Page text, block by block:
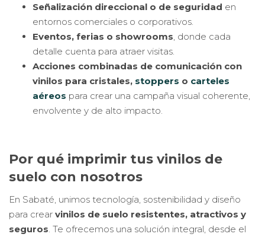
Señalización direccional o de seguridad en
entornos comerciales o corporativos.
Eventos, ferias o showrooms, donde cada
detalle cuenta para atraer visitas.
Acciones combinadas de comunicación con
vinilos para cristales, stoppers o carteles
aéreos para crear una campaña visual coherente,
envolvente y de alto impacto.
Por qué imprimir tus vinilos de
suelo con nosotros
En Sabaté, unimos tecnología, sostenibilidad y diseño
para crear vinilos de suelo resistentes, atractivos y
seguros. Te ofrecemos una solución integral, desde el